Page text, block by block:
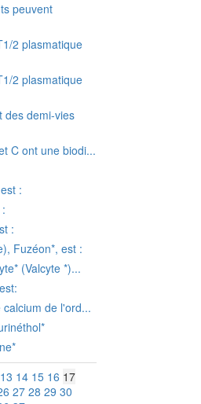
peuvent
2 plasmatique
2 plasmatique
des demi-vies
C ont une biodi...
:
:
Fuzéon*, est :
(Valcyte *)...
de l'ord...
13 14 15 16 17
27 28 29 30